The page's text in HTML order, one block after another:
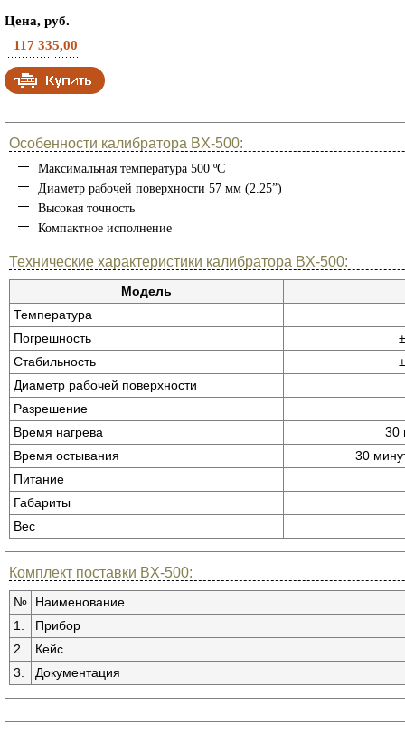
Цена, руб.
117 335,00
Особенности калибратора BX-500:
Максимальная температура 500 ºС
Диаметр рабочей поверхности 57 мм (2.25”)
Высокая точность
Компактное исполнение
Технические характеристики калибратора BX-500:
Модель
Температура
Погрешность
Стабильность
Диаметр рабочей поверхности
Разрешение
Время нагрева
30
Время остывания
30
Питание
Габариты
Вес
Комплект поставки BX-500:
№
Наименование
1.
Прибор
2.
Кейс
3.
Документация